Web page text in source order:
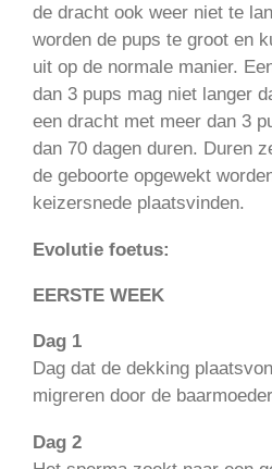
de dracht ook weer niet te
worden de pups te groot en
uit op de normale manier.
dan 3 pups mag niet langer
een dracht met meer dan 3
dan 70 dagen duren. Duren
de geboorte opgewekt
keizersnede plaatsvinden.
Evolutie foetus:
EERSTE WEEK
Dag 1
Dag dat de dekking
migreren door de
Dag 2